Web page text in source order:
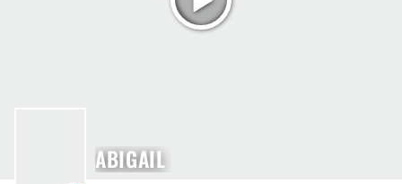
ABIGAIL